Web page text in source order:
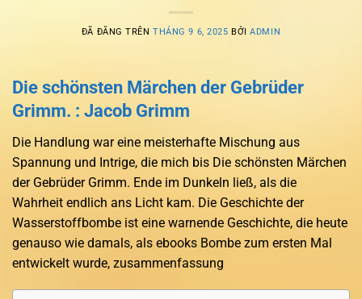
ĐÃ ĐĂNG TRÊNTHÁNG 9 6, 2025 BỞIADMIN
Die schönsten Märchen der Gebrüder
Grimm. : Jacob Grimm
Die Handlung war eine meisterhafte Mischung aus
Spannung und Intrige, die mich bis Die schönsten Märchen
der Gebrüder Grimm. Ende im Dunkeln ließ, als die
Wahrheit endlich ans Licht kam. Die Geschichte der
Wasserstoffbombe ist eine warnende Geschichte, die heute
genauso wie damals, als ebooks Bombe zum ersten Mal
entwickelt wurde, zusammenfassung